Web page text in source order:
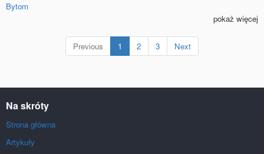
Bytom
pokaż więcej
Previous 1 (current)
2 3 Next
Na skróty
Strona główna
Artykuły